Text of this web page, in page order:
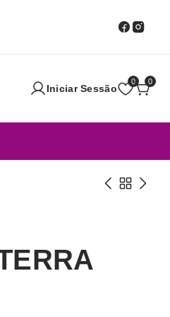
Iniciar Sessão
0 0